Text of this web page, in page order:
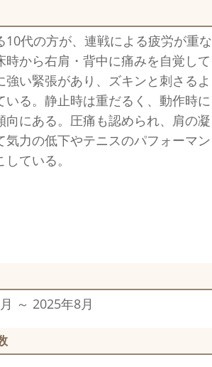
10代の方が、連戦による疲労が重な
時から右肩・背中に痛みを自覚して
強い緊張があり、ズキンと刺さるよ
いる。静止時は重だるく、動作時に
向にある。圧痛も認められ、肩の凝
気力の低下やテニスのパフォーマン
ている。
～ 2025年8月